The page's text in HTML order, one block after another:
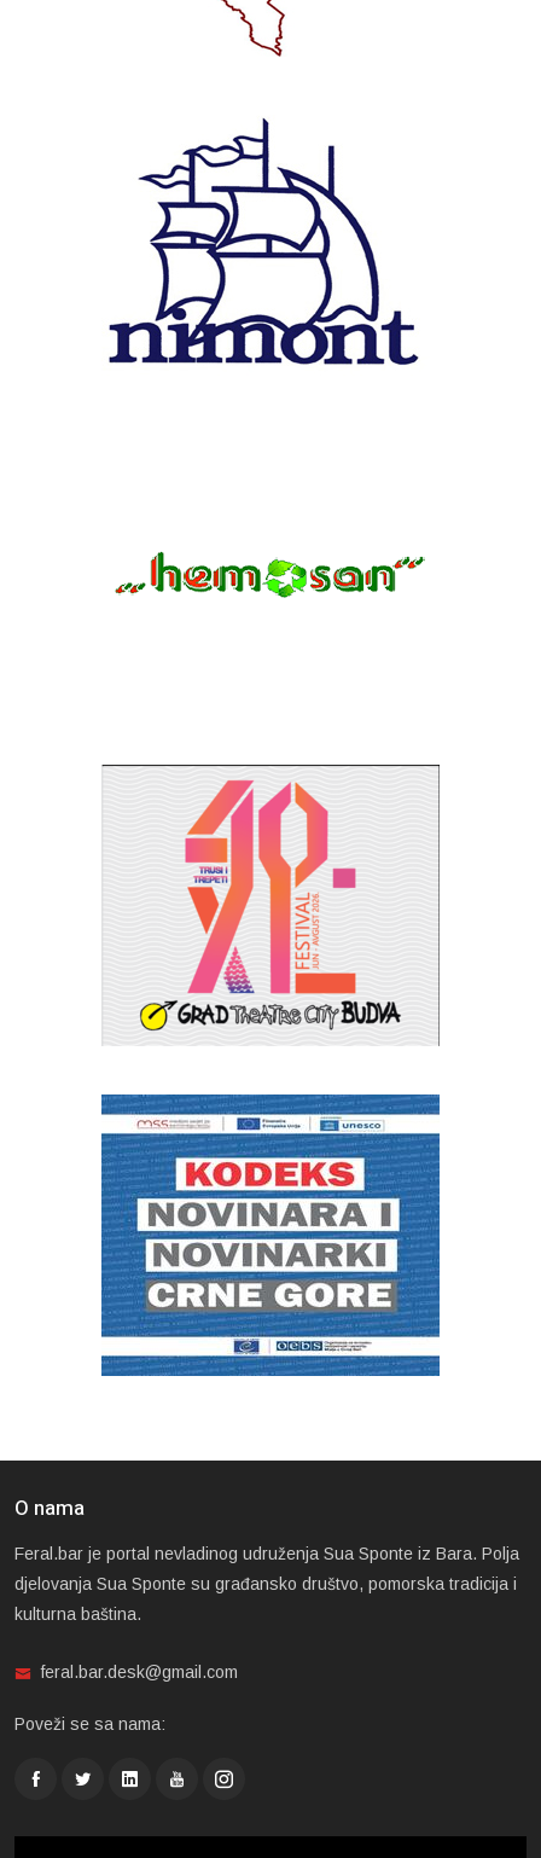
O nama
Feral.bar je portal nevladinog udruženja Sua Sponte iz Bara. Polja
djelovanja Sua Sponte su građansko društvo, pomorska tradicija i
kulturna baština.
feral.bar.desk@gmail.com
Poveži se sa nama: